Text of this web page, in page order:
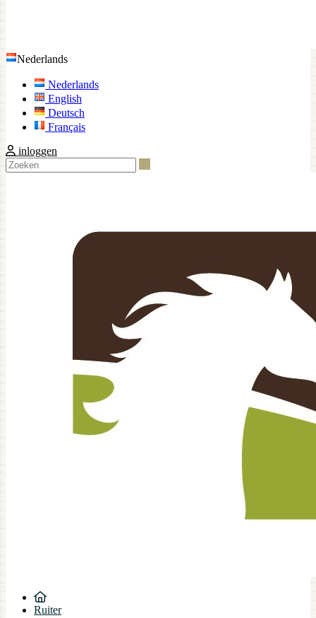
Nederlands
Nederlands
English
Deutsch
Français
inloggen
Ruiter